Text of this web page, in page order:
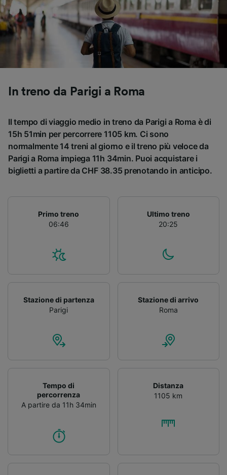
In treno da Parigi a Roma
Il tempo di viaggio medio in treno da Parigi a Roma è di
15h 51min per percorrere 1105 km. Ci sono
normalmente 14 treni al giorno e il treno più veloce da
Parigi a Roma impiega 11h 34min. Puoi acquistare i
biglietti a partire da CHF 38.35 prenotando in anticipo.
Primo treno
06:46
Ultimo treno
20:25
Stazione di partenza
Parigi
Stazione di arrivo
Roma
Tempo di
percorrenza
A partire da 11h 34min
Distanza
1105 km
Utilizzare dati di geolocalizzazione precisi.
Scansione attiva delle caratteristiche del
dispositivo ai fini dell’identificazione.
Archiviare informazioni su dispositivo e/o
accedervi. Pubblicità e contenuti
personalizzati, misurazione delle prestazioni
dei contenuti e degli annunci, ricerche sul
Elenco dei partner (fornitori)